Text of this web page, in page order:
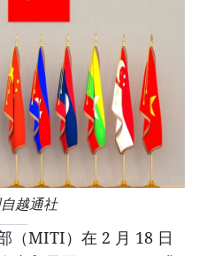
越通社
（MITI）在 2 月 18 日